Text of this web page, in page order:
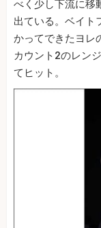
べく少し下流に移
出ている。ベイト
かってできたヨレ
カウント2のレン
てヒット。